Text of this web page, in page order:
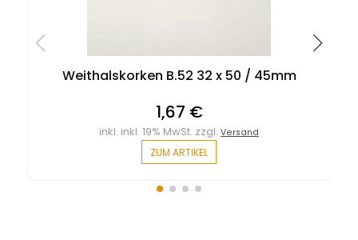
Weithalskorken B.52 32 x 50 / 45mm
1,67 €
inkl. inkl. 19% MwSt. zzgl.Versand
ZUM ARTIKEL